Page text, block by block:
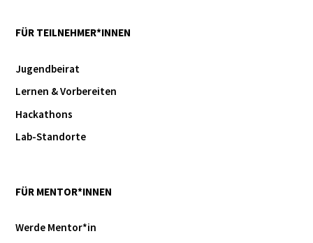
FÜR TEILNEHMER*INNEN
Jugendbeirat
Lernen & Vorbereiten
Hackathons
Lab-Standorte
FÜR MENTOR*INNEN
Werde Mentor*in